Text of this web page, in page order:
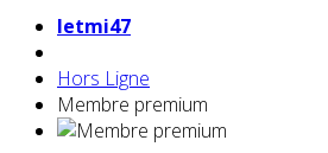
letmi47
Hors Ligne
Membre premium